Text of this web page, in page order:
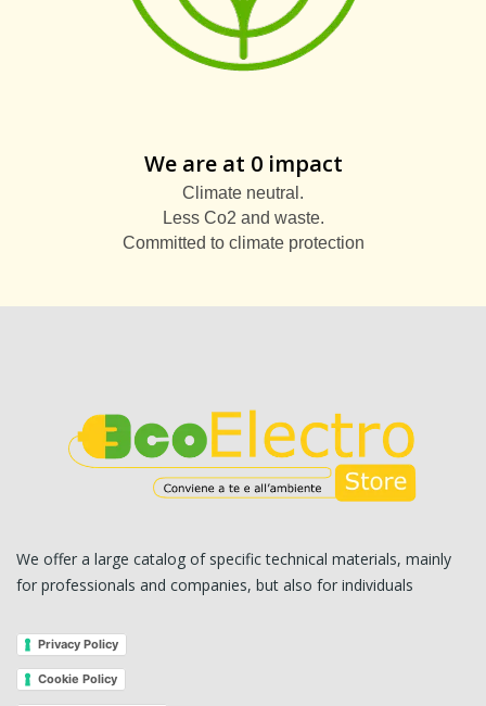
We are at 0 impact
Climate neutral.
Less Co2 and waste.
Committed to climate protection
We offer a large catalog of specific technical materials, mainly
for professionals and companies, but also for individuals
Privacy Policy
Cookie Policy